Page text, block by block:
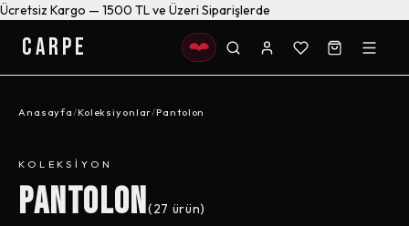
Ücretsiz Kargo — 1500 TL ve Üzeri Siparişlerde
CARPE
Anasayfa/Koleksiyonlar/Pantolon
KOLEKSIYON
PANTOLON(27 ürün)